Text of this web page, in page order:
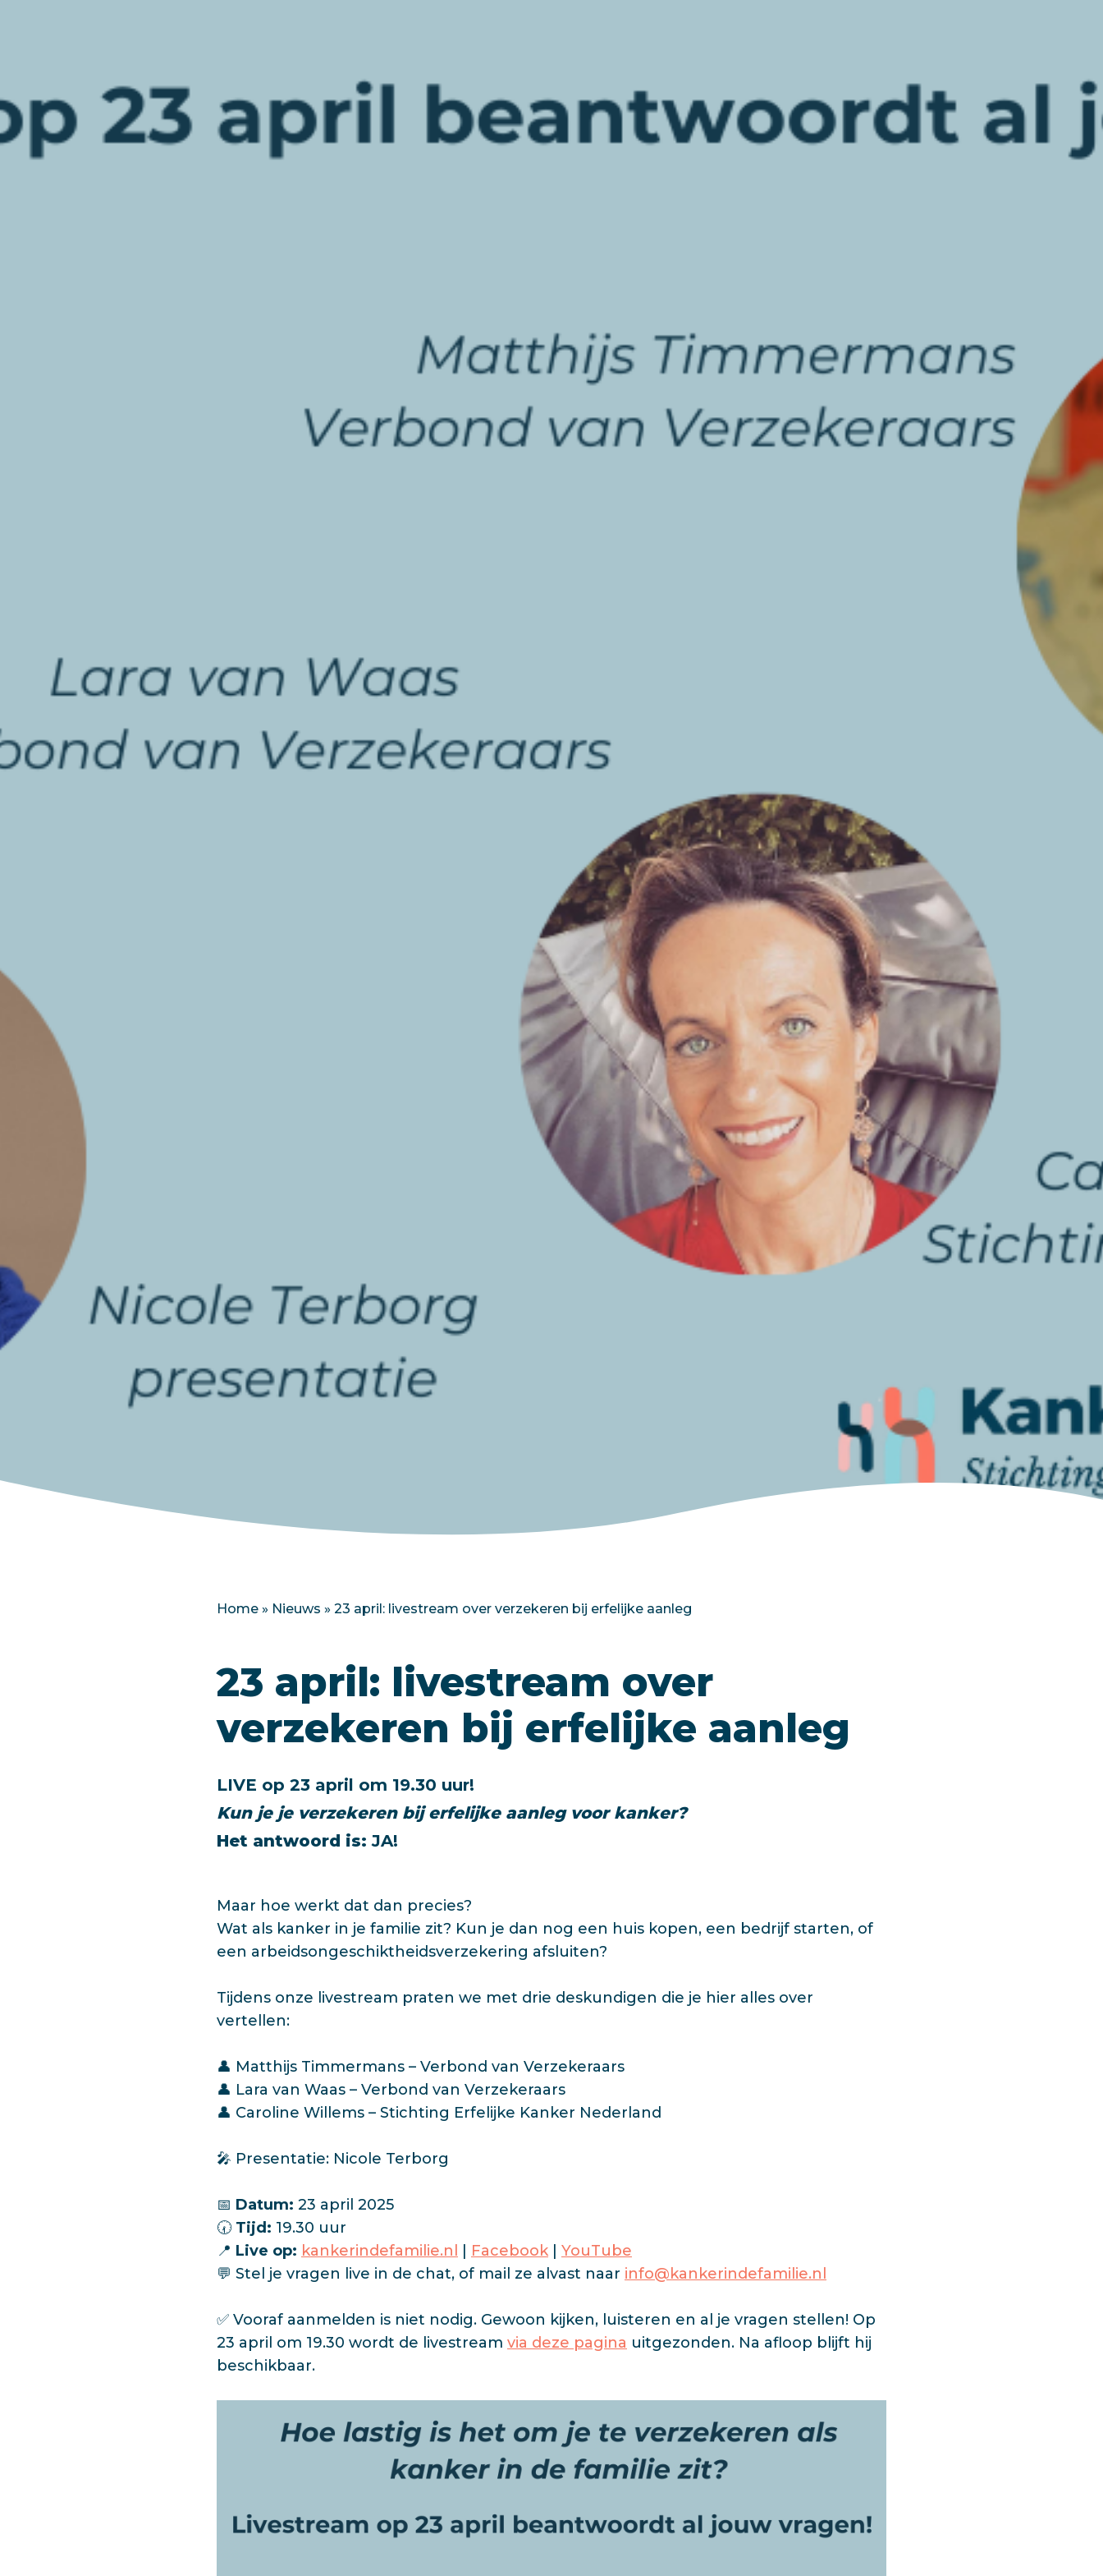
Home » Nieuws » 23 april: livestream over verzekeren bij erfelijke aanleg
23 april: livestream over
verzekeren bij erfelijke aanleg
LIVE op 23 april om 19.30 uur!
Kun je je verzekeren bij erfelijke aanleg voor kanker?
Het antwoord is:JA!
Maar hoe werkt dat dan precies?
Wat als kanker in je familie zit? Kun je dan nog een huis kopen, een bedrijf starten, of
een arbeidsongeschiktheidsverzekering afsluiten?
Tijdens onze livestream praten we met drie deskundigen die je hier alles over
vertellen:
👤 Matthijs Timmermans – Verbond van Verzekeraars
👤 Lara van Waas – Verbond van Verzekeraars
👤 Caroline Willems – Stichting Erfelijke Kanker Nederland
🎤 Presentatie: Nicole Terborg
📅 Datum: 23 april 2025
🕢 Tijd: 19.30 uur
📍 Live op: kankerindefamilie.nl Facebook
YouTube
💬 Stel je vragen live in de chat, of mail ze alvast naar info@kankerindefamilie.nl
✅ Vooraf aanmelden is niet nodig. Gewoon kijken, luisteren en al je vragen stellen! Op
23 april om 19.30 wordt de livestream via deze pagina uitgezonden. Na afloop blijft hij
beschikbaar.